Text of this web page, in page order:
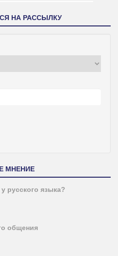
НА РАССЫЛКУ
МНЕНИЕ
русского языка?
общения